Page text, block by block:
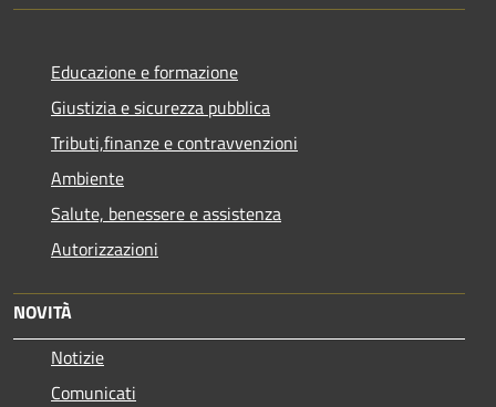
Educazione e formazione
Giustizia e sicurezza pubblica
Tributi,finanze e contravvenzioni
Ambiente
Salute, benessere e assistenza
Autorizzazioni
NOVITÀ
Notizie
Comunicati